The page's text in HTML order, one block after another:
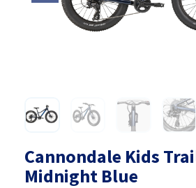
Cannondale Kids
Midnight Blue